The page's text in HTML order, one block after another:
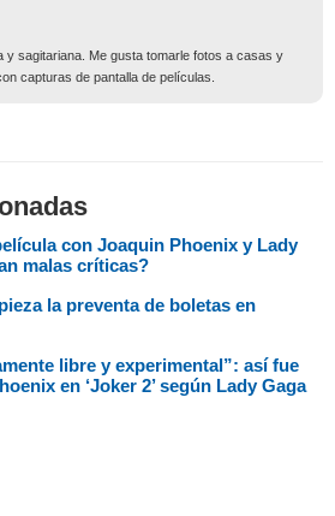
y sagitariana. Me gusta tomarle fotos a casas y
capturas de pantalla de películas.
con Joaquin Phoenix y Lady
malas críticas?
la preventa de boletas en
libre y experimental”: así fue
en ‘Joker 2’ según Lady Gaga